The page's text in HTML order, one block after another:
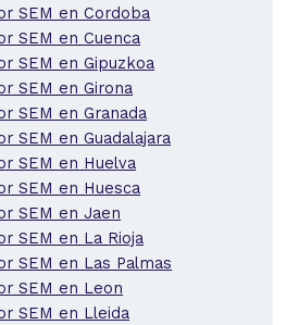
SEM en Cordoba
SEM en Cuenca
SEM en Gipuzkoa
SEM en Girona
SEM en Granada
SEM en Guadalajara
SEM en Huelva
SEM en Huesca
SEM en Jaen
SEM en La Rioja
SEM en Las Palmas
SEM en Leon
SEM en Lleida